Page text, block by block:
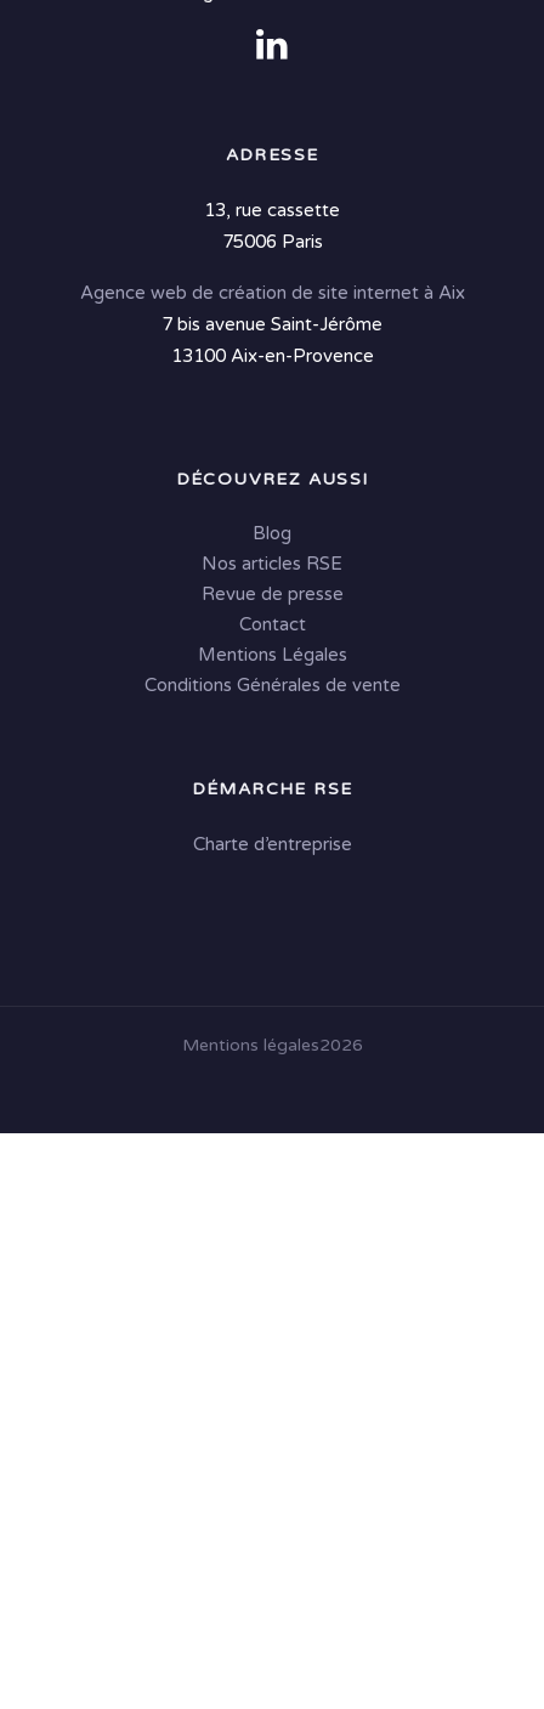
ADRESSE
13, rue cassette
75006 Paris
Agence web de création de site internet à Aix
7 bis avenue Saint-Jérôme
13100 Aix-en-Provence
DÉCOUVREZ AUSSI
Blog
Nos articles RSE
Revue de presse
Contact
Mentions Légales
Conditions Générales de vente
DÉMARCHE RSE
Charte d’entreprise
Mentions légales2026